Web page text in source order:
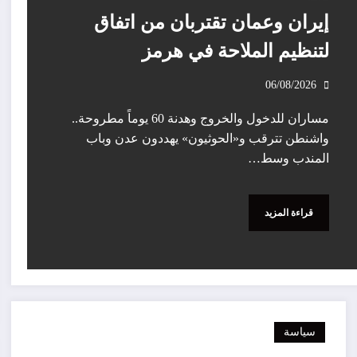
إيران وعمان تقتربان من اتفاق
لتنظيم الملاحة في هرمز
06/08/2026
مساران للدخول والخروج وهدنة 60 يوماً مطروحة..
واشنطن تترقب و«الحوثيون» يهددون عدن وباب
المندب وسط…
قراءة المزيد
سياسة